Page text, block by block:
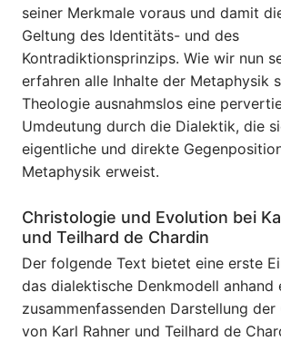
seiner Merkmale voraus und damit
Geltung des Identitäts- und des
Kontradiktionsprinzips. Wie wir nun
erfahren alle Inhalte der Metaphysik
Theologie ausnahmslos eine
Umdeutung durch die Dialektik, die
eigentliche und direkte
Metaphysik erweist.
Christologie und Evolution bei
und Teilhard de Chardin
Der folgende Text bietet eine erste
das dialektische Denkmodell anhand
zusammenfassenden Darstellung
von Karl Rahner und Teilhard de